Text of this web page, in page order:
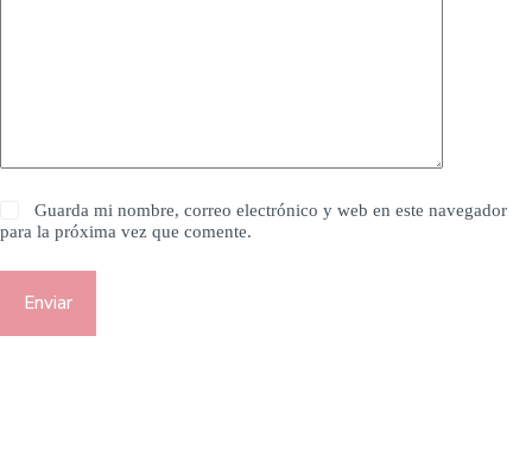
Guarda mi nombre, correo electrónico y web en este navegador
para la próxima vez que comente.
Enviar